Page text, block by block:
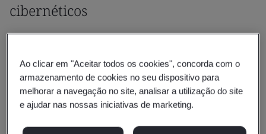
cibernéticos
organizações. Um ataque cibernético na cadeia de
suprimentos pode comprometer dados confidenciais,
interromper operações e levar a perdas financeiras
Ao clicar em "Aceitar todos os cookies", concorda com o
armazenamento de cookies no seu dispositivo para
melhorar a navegação no site, analisar a utilização do site
e ajudar nas nossas iniciativas de marketing.